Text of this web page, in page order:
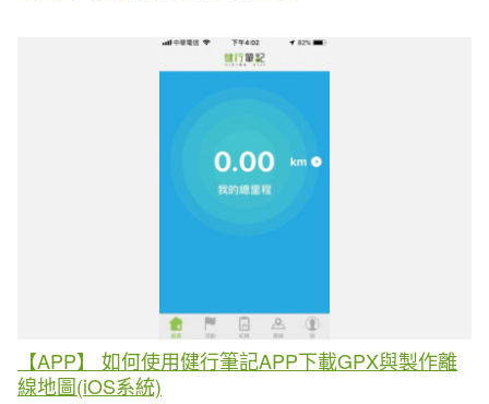
【APP】 如何使用健行筆記APP下載GPX與製作離
線地圖(iOS系統)